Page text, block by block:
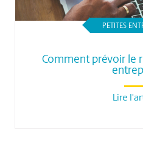
PETITES
Comment prévoir le
Lire